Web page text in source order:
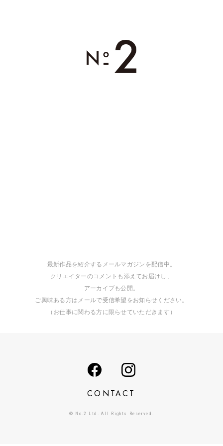
最新作品を紹介するメールマガジンを配信中。
クリエイターのコメントも添えてお届けし、
アーカイブも公開。
ご興味ある方はメールで受信希望をお知らせください。
（お仕事に関わる方に限らせていただきます）
CONTACT
© No.2 Ltd. All Rights Reserved.